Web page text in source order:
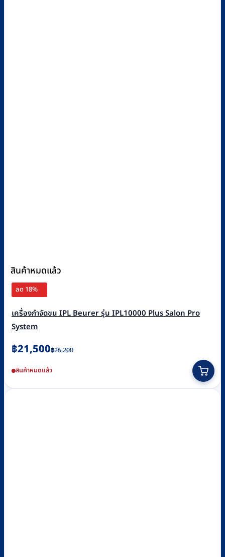
สินค้าหมดแล้ว
ลด 18%
เครื่องกำจัดขน IPL Beurer รุ่น IPL10000 Plus Salon Pro
System
฿26,200
Original
was:
฿26,200.
฿21,500
Current
is:
฿21,500.
สินค้าหมดแล้ว